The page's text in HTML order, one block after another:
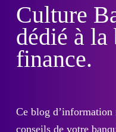
Culture
dédié à la
finance.
Ce blog d’information
conseils de votre